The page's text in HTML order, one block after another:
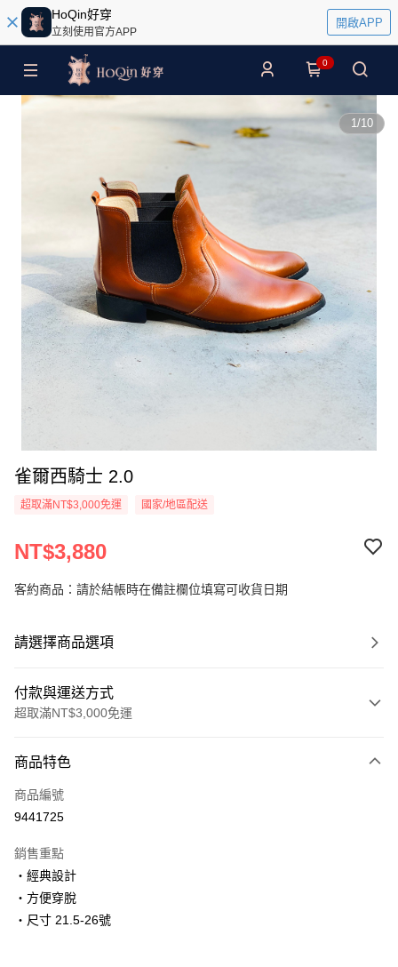
HoQin好穿
立刻使用官方APP
開啟APP
0
1/10
雀爾西騎士 2.0
超取滿NT$3,000免運 國家/地區配送
NT$3,880
客約商品：請於結帳時在備註欄位填寫可收貨日期
請選擇商品選項
付款與運送方式
超取滿NT$3,000免運
信用卡一次付款
LINE Pay
街口支付
悠遊付
商品特色
商品編號
9441725
銷售重點
・經典設計
・方便穿脫
・尺寸 21.5-26號